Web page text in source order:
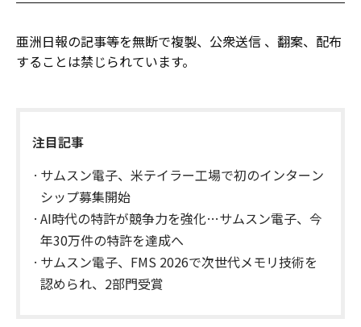
亜洲日報の記事等を無断で複製、公衆送信 、翻案、配布
することは禁じられています。
注目記事
サムスン電子、米テイラー工場で初のインターン
シップ募集開始
AI時代の特許が競争力を強化…サムスン電子、今
年30万件の特許を達成へ
サムスン電子、FMS 2026で次世代メモリ技術を
認められ、2部門受賞